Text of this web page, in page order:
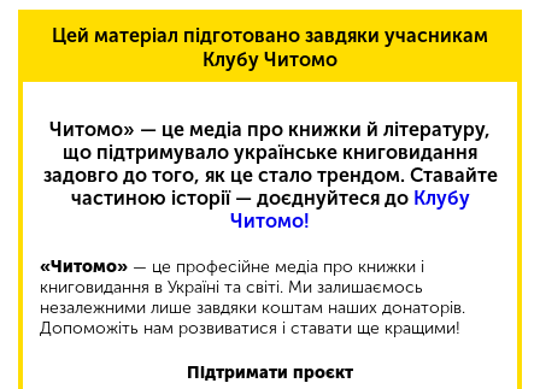
Цей матеріал підготовано завдяки учасникам
Клубу Читомо
Читомо» — це медіа про книжки й літературу,
що підтримувало українське книговидання
задовго до того, як це стало трендом. Ставайте
частиною історії — доєднуйтеся до Клубу
Читомо!
«Читомо» — це професійне медіа про книжки і
книговидання в Україні та світі. Ми залишаємось
незалежними лише завдяки коштам наших донаторів.
Допоможіть нам розвиватися і ставати ще кращими!
Підтримати проєкт